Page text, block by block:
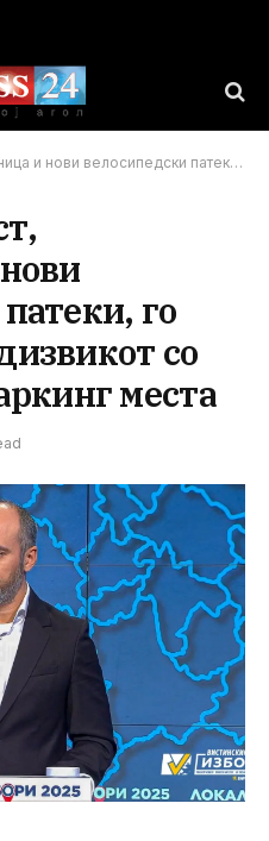
го решаваме предизвикот со недостиг на паркинг места
го
со
места